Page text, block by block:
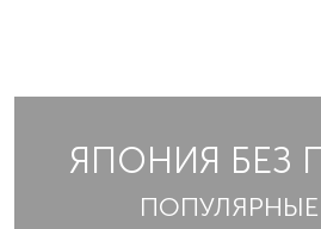
ЯПОНИЯ БЕЗ